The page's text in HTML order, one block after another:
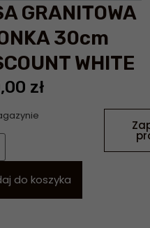
GRANITOWA
30cm
WHITE
zł
do koszyka